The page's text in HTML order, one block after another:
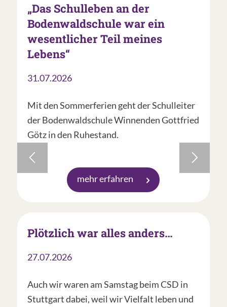
„Das Schulleben an der
Bodenwaldschule war ein
wesentlicher Teil meines
Lebens“
31.07.2026
Mit den Sommerferien geht der Schulleiter
der Bodenwaldschule Winnenden Gottfried
Götz in den Ruhestand.
mehr erfahren
Plötzlich war alles anders…
27.07.2026
Auch wir waren am Samstag beim CSD in
Stuttgart dabei, weil wir Vielfalt leben und